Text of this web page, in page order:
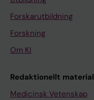
Forskarutbildning
Forskning
Om KI
Redaktionellt material
Medicinsk Vetenskap